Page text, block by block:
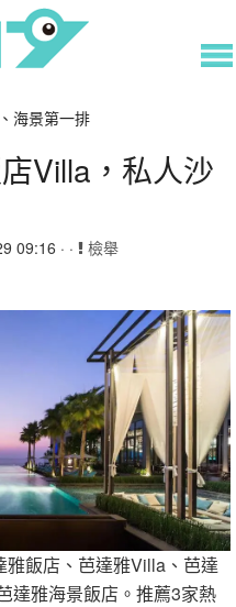
海景第一排
Villa，私人沙
09:16 · · 檢舉
飯店、芭達雅Villa、芭達
達雅海景飯店。推薦3家熱